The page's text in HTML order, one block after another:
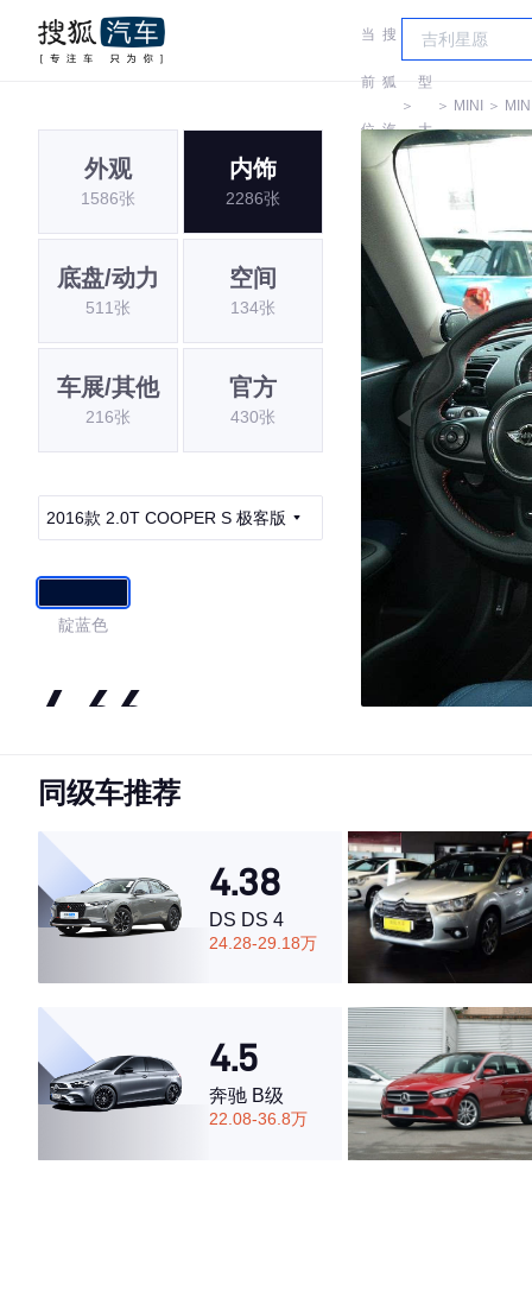
当
前
位
置:
搜
狐
汽
车
＞
车
型
大
＞ MINI ＞
外观
1586张
内饰
2286张
底盘/动力
511张
空间
134张
车展/其他
216张
官方
430张
2016款 2.0T COOPER S 极客版
靛蓝色
4.66
·外观表现较为优秀，优于88%同级车
·空间表现较为优秀，优于65%同级车
同级车推荐
4.38
DS DS 4
24.28-29.18万
4.5
奔驰 B级
22.08-36.8万